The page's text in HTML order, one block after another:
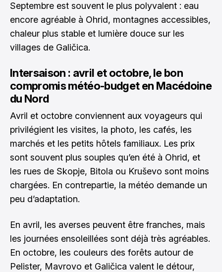
Septembre est souvent le plus polyvalent : eau
encore agréable à Ohrid, montagnes accessibles,
chaleur plus stable et lumière douce sur les
villages de Galičica.
Intersaison : avril et octobre, le bon
compromis météo-budget en Macédoine
du Nord
Avril et octobre conviennent aux voyageurs qui
privilégient les visites, la photo, les cafés, les
marchés et les petits hôtels familiaux. Les prix
sont souvent plus souples qu’en été à Ohrid, et
les rues de Skopje, Bitola ou Kruševo sont moins
chargées. En contrepartie, la météo demande un
peu d’adaptation.
En avril, les averses peuvent être franches, mais
les journées ensoleillées sont déjà très agréables.
En octobre, les couleurs des forêts autour de
Pelister, Mavrovo et Galičica valent le détour,